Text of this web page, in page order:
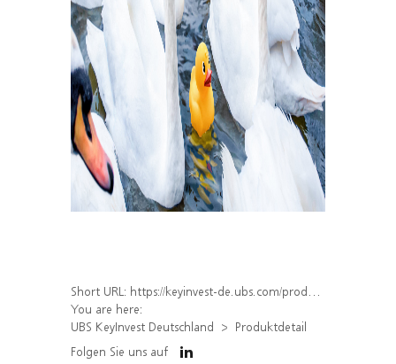
Short URL: https://keyinvest-de.ubs.com/produkt/detail/index/isin/DE000WA80C52
You are here:
UBS KeyInvest Deutschland
Produktdetail
Folgen Sie uns auf